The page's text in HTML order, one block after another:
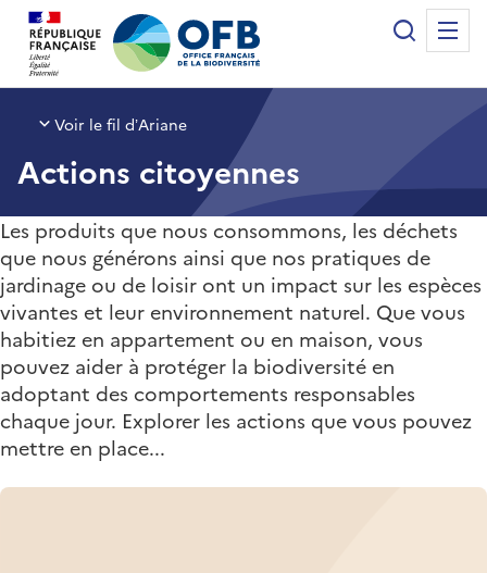
Office français de la biodiversité
Recherche
Voir le fil d’Ariane
Actions citoyennes
Les produits que nous consommons, les déchets
que nous générons ainsi que nos pratiques de
jardinage ou de loisir ont un impact sur les espèces
vivantes et leur environnement naturel. Que vous
habitiez en appartement ou en maison, vous
pouvez aider à protéger la biodiversité en
adoptant des comportements responsables
chaque jour. Explorer les actions que vous pouvez
mettre en place...
Panneau de gestion des cookies